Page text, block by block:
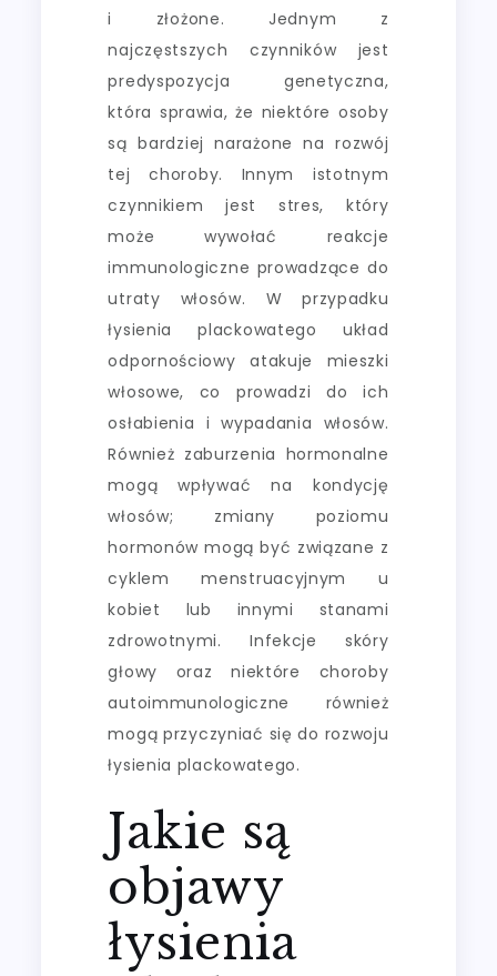
i złożone. Jednym z
najczęstszych czynników jest
predyspozycja genetyczna,
która sprawia, że niektóre osoby
są bardziej narażone na rozwój
tej choroby. Innym istotnym
czynnikiem jest stres, który
może wywołać reakcje
immunologiczne prowadzące do
utraty włosów. W przypadku
łysienia plackowatego układ
odpornościowy atakuje mieszki
włosowe, co prowadzi do ich
osłabienia i wypadania włosów.
Również zaburzenia hormonalne
mogą wpływać na kondycję
włosów; zmiany poziomu
hormonów mogą być związane z
cyklem menstruacyjnym u
kobiet lub innymi stanami
zdrowotnymi. Infekcje skóry
głowy oraz niektóre choroby
autoimmunologiczne również
mogą przyczyniać się do rozwoju
łysienia plackowatego.
Jakie są
objawy
łysienia